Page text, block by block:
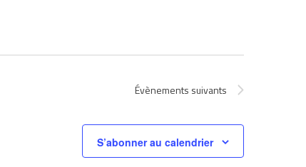
Évènements suivants
S’abonner au calendrier